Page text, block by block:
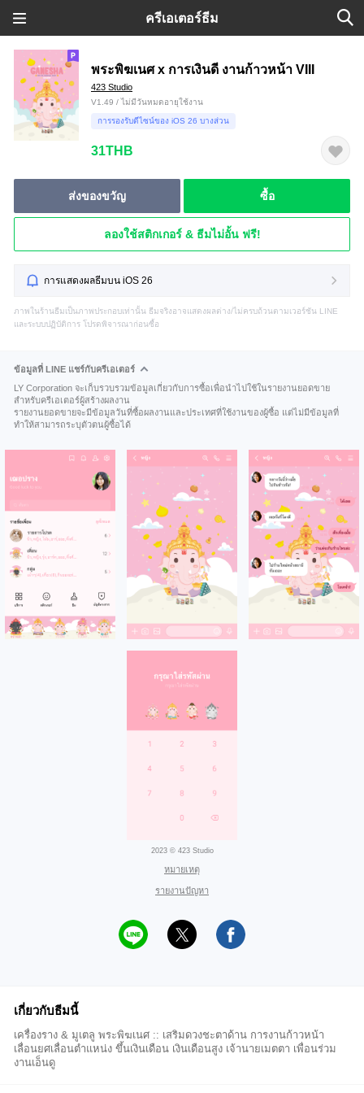
ครีเอเตอร์ธีม
พระพิฆเนศ x การเงินดี งานก้าวหน้า VIII
423 Studio
V1.49 / ไม่มีวันหมดอายุใช้งาน
การรองรับดีไซน์ของ iOS 26 บางส่วน
31THB
ส่งของขวัญ ซื้อ
ลองใช้สติกเกอร์ & ธีมไม่อั้น ฟรี!
การแสดงผลธีมบน iOS 26
ภาพในร้านธีมเป็นภาพประกอบเท่านั้น ธีมจริงอาจแสดงผลต่าง/ไม่ครบถ้วนตามเวอร์ชัน LINE
และระบบปฏิบัติการ โปรดพิจารณาก่อนซื้อ
ข้อมูลที่ LINE แชร์กับครีเอเตอร์
LY Corporation จะเก็บรวบรวมข้อมูลเกี่ยวกับการซื้อเพื่อนำไปใช้ในรายงานยอดขาย
สำหรับครีเอเตอร์ผู้สร้างผลงาน
รายงานยอดขายจะมีข้อมูลวันที่ซื้อผลงานและประเทศที่ใช้งานของผู้ซื้อ แต่ไม่มีข้อมูลที่
ทำให้สามารถระบุตัวตนผู้ซื้อได้
2023 © 423 Studio
หมายเหตุ
รายงานปัญหา
เกี่ยวกับธีมนี้
เครื่องราง & มูเตลู พระพิฆเนศ :: เสริมดวงชะตาด้าน การงานก้าวหน้า
เลื่อนยศเลื่อนตำแหน่ง ขึ้นเงินเดือน เงินเดือนสูง เจ้านายเมตตา เพื่อนร่วม
งานเอ็นดู